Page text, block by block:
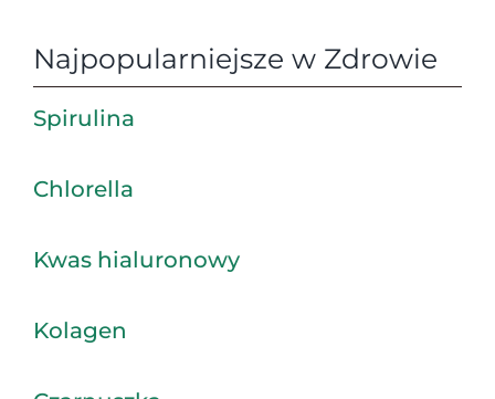
Najpopularniejsze w Zdrowie
Spirulina
Chlorella
Kwas hialuronowy
Kolagen